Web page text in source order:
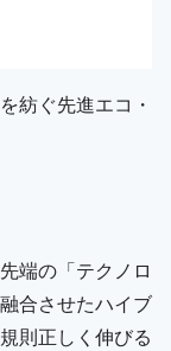
紡ぐ先進エコ・
端の「テクノロ
合させたハイブ
則正しく伸びる